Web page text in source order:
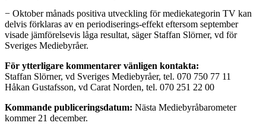
− Oktober månads positiva utveckling för mediekategorin TV kan
delvis förklaras av en periodiserings-effekt eftersom september
visade jämförelsevis låga resultat, säger Staffan Slörner, vd för
Sveriges Mediebyråer.
För ytterligare kommentarer vänligen kontakta:
Staffan Slörner, vd Sveriges Mediebyråer, tel. 070 750 77 11
Håkan Gustafsson, vd Carat Norden, tel. 070 251 22 00
Kommande publiceringsdatum: Nästa Mediebyråbarometer
kommer 21 december.